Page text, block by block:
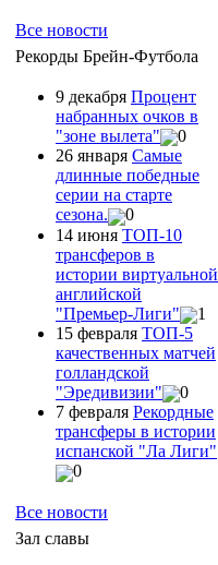
Все новости
Рекорды Брейн-Футбола
9 декабря Процент
набранных очков в
"зоне вылета"
0
26 января Самые
длинные победные
серии на старте
сезона.
0
14 июня ТОП-10
трансферов в
истории виртуальной
английской
"Премьер-Лиги"
1
15 февраля ТОП-5
качественных матчей
голландской
"Эредивизии"
0
7 февраля Рекордные
трансферы в истории
испанской "Ла Лиги"
0
Все новости
Зал славы